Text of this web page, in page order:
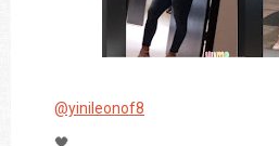
@yinileonof8